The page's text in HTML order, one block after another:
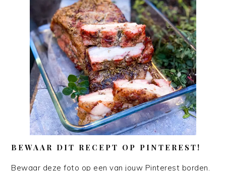
BEWAAR DIT RECEPT OP PINTEREST!
Bewaar deze foto op een van jouw Pinterest borden.